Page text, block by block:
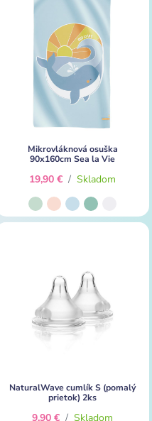
Mikrovláknová osuška
90x160cm Sea la Vie
19,90 € / Skladom
NaturalWave cumlík S (pomalý
prietok) 2ks
9,90 € / Skladom